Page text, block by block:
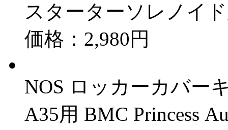
スターターソレノイ
価格：2,980円
NOS ロッカーカバー
A35用 BMC Princess